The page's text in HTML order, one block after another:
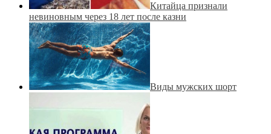
Китайца признали
невиновным через 18 лет после казни
Виды мужских шорт